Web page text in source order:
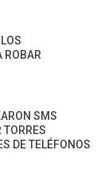
ROBAR
SMS
TORRES
DE TELÉFONOS